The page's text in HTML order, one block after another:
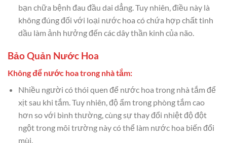
bạn chữa bệnh đau đầu dai dẳng. Tuy nhiên, điều này là
không đúng đối với loại nước hoa có chứa hợp chất tinh
dầu làm ảnh hưởng đến các dây thần kinh của não.
Bảo Quản Nước Hoa
Không để nước hoa trong nhà tắm:
Nhiều người có thói quen để nước hoa trong nhà tắm để
xịt sau khi tắm. Tuy nhiên, độ ẩm trong phòng tắm cao
hơn so với bình thường, cùng sự thay đổi nhiệt độ đột
ngột trong môi trường này có thể làm nước hoa biến đổi
mùi.